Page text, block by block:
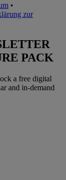
•
zur
PACK
a free digital
and in-demand